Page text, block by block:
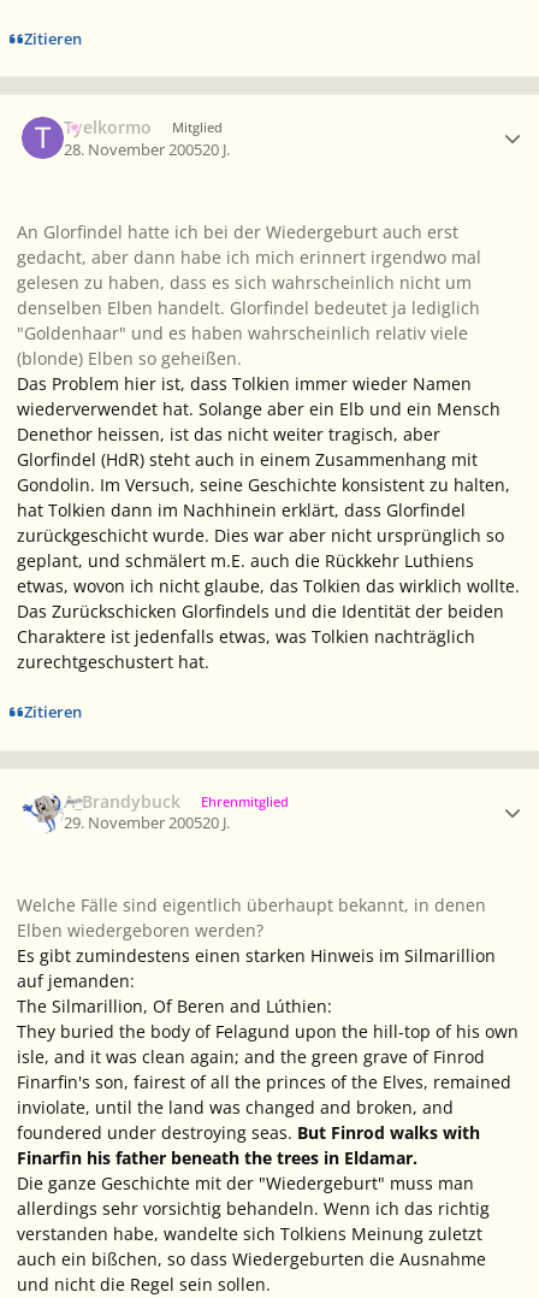
Zitieren
Tyelkormo Mitglied
28. November 200520 J.
An Glorfindel hatte ich bei der Wiedergeburt auch erst
gedacht, aber dann habe ich mich erinnert irgendwo mal
gelesen zu haben, dass es sich wahrscheinlich nicht um
denselben Elben handelt. Glorfindel bedeutet ja lediglich
"Goldenhaar" und es haben wahrscheinlich relativ viele
(blonde) Elben so geheißen.
Das Problem hier ist, dass Tolkien immer wieder Namen
wiederverwendet hat. Solange aber ein Elb und ein Mensch
Denethor heissen, ist das nicht weiter tragisch, aber
Glorfindel (HdR) steht auch in einem Zusammenhang mit
Gondolin. Im Versuch, seine Geschichte konsistent zu halten,
hat Tolkien dann im Nachhinein erklärt, dass Glorfindel
zurückgeschicht wurde. Dies war aber nicht ursprünglich so
geplant, und schmälert m.E. auch die Rückkehr Luthiens
etwas, wovon ich nicht glaube, das Tolkien das wirklich wollte.
Das Zurückschicken Glorfindels und die Identität der beiden
Charaktere ist jedenfalls etwas, was Tolkien nachträglich
zurechtgeschustert hat.
Zitieren
A_Brandybuck Ehrenmitglied
29. November 200520 J.
Welche Fälle sind eigentlich überhaupt bekannt, in denen
Elben wiedergeboren werden?
Es gibt zumindestens einen starken Hinweis im Silmarillion
auf jemanden:
The Silmarillion, Of Beren and Lúthien:
They buried the body of Felagund upon the hill-top of his own
isle, and it was clean again; and the green grave of Finrod
Finarfin's son, fairest of all the princes of the Elves, remained
inviolate, until the land was changed and broken, and
foundered under destroying seas. But Finrod walks with
Finarfin his father beneath the trees in Eldamar.
Die ganze Geschichte mit der "Wiedergeburt" muss man
allerdings sehr vorsichtig behandeln. Wenn ich das richtig
verstanden habe, wandelte sich Tolkiens Meinung zuletzt
auch ein bißchen, so dass Wiedergeburten die Ausnahme
und nicht die Regel sein sollen.